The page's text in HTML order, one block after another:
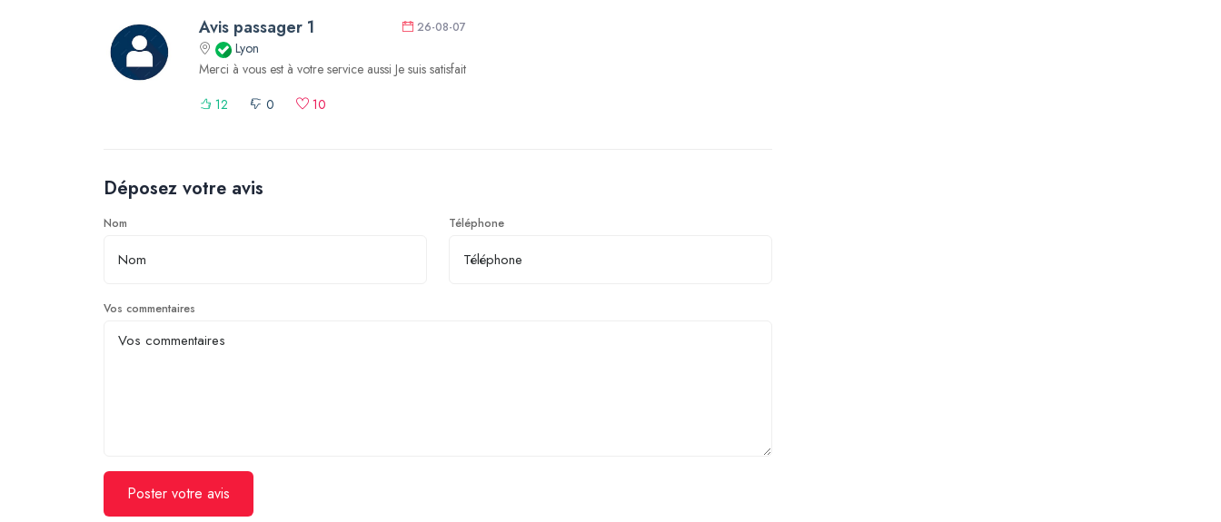
Avis passager 1 26-08-07
Lyon
Merci à vous est à votre service aussi Je suis satisfait
12
0 10
Déposez votre avis
Nom Téléphone
Vos commentaires
Poster votre avis